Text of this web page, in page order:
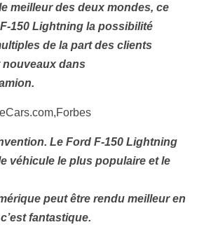
meilleur des deux mondes, ce
150 Lightning la possibilité
de la part des clients
dans
Le Ford F-150 Lightning
véhicule le plus populaire et le
peut être rendu meilleur en
fantastique.